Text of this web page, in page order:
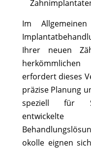
Im
Ihrer neuen
erfordert dieses
präzise Planung
speziell für
entwickelte
okolle eignen